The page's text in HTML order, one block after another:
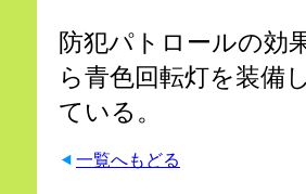
防犯パトロールの効
ら青色回転灯を装備
ている。
一覧へもどる